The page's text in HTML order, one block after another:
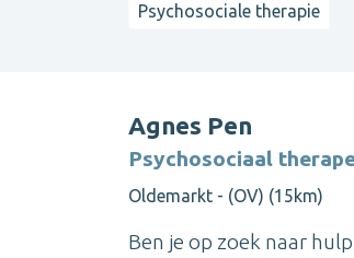
Psychosociale therapie
Agnes Pen
Psychosociaal
Oldemarkt - (OV) (15km)
Ben je op zoek naar